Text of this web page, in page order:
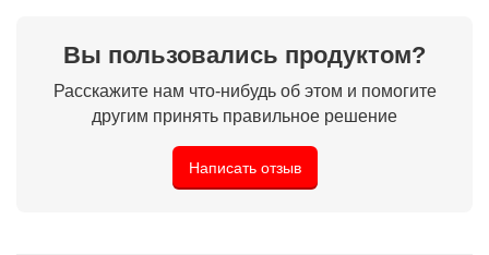
Вы пользовались продуктом?
Расскажите нам что-нибудь об этом и помогите
другим принять правильное решение
Написать отзыв